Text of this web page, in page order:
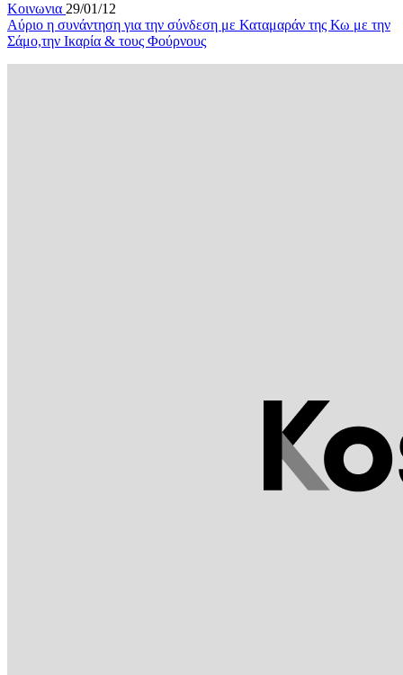
Κοινωνια 29/01/12
Αύριο η συνάντηση για την σύνδεση με Καταμαράν της Κω με την
Σάμο,την Ικαρία & τους Φούρνους